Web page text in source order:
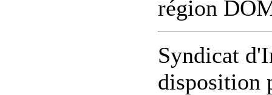
région
Syndicat
disposition